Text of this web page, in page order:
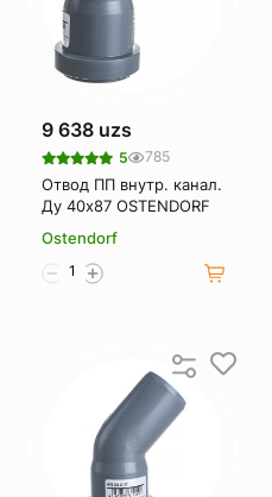
9 638 uzs
5 785
Отвод ПП внутр. канал.
Ду 40х87 OSTENDORF
Ostendorf